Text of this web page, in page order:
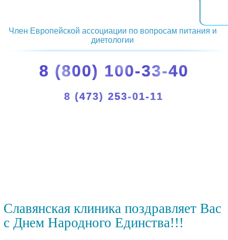
Член Европейской ассоциации по вопросам питания и
диетологии
8 (800) 100-33-40
8 (473) 253-01-11
Славянская клиника поздравляет Вас
с Днем Народного Единства!!!